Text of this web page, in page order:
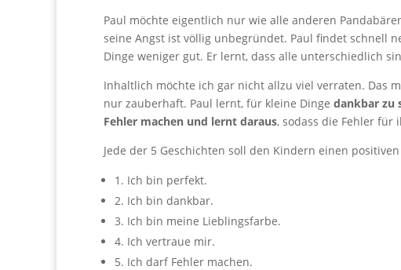
Paul möchte eigentlich nur wie alle anderen
seine Angst ist völlig unbegründet. Paul findet schnell
Dinge weniger gut. Er lernt, dass alle unterschiedlich
Inhaltlich möchte ich gar nicht allzu viel verraten. Das
nur zauberhaft. Paul lernt, für kleine Dinge dankbar zu
Fehler machen und lernt daraus, sodass die Fehler für
Jede der 5 Geschichten soll den Kindern einen
1. Ich bin perfekt.
2. Ich bin dankbar.
3. Ich bin meine Lieblingsfarbe.
4. Ich vertraue mir.
5. Ich darf Fehler machen.